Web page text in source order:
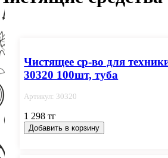
Чистящее ср-во для
30320 100шт, туба
Артикул: 30320
1 298 тг
Добавить в корзину